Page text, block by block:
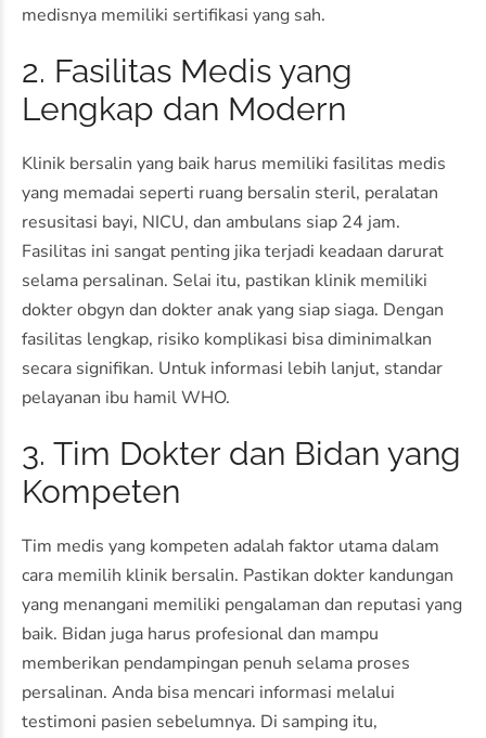
medisnya memiliki sertifikasi yang sah.
2. Fasilitas Medis yang
Lengkap dan Modern
Klinik bersalin yang baik harus memiliki fasilitas medis
yang memadai seperti ruang bersalin steril, peralatan
resusitasi bayi, NICU, dan ambulans siap 24 jam.
Fasilitas ini sangat penting jika terjadi keadaan darurat
selama persalinan. Selai itu, pastikan klinik memiliki
dokter obgyn dan dokter anak yang siap siaga. Dengan
fasilitas lengkap, risiko komplikasi bisa diminimalkan
secara signifikan. Untuk informasi lebih lanjut, standar
pelayanan ibu hamil WHO.
3. Tim Dokter dan Bidan yang
Kompeten
Tim medis yang kompeten adalah faktor utama dalam
cara memilih klinik bersalin. Pastikan dokter kandungan
yang menangani memiliki pengalaman dan reputasi yang
baik. Bidan juga harus profesional dan mampu
memberikan pendampingan penuh selama proses
persalinan. Anda bisa mencari informasi melalui
testimoni pasien sebelumnya. Di samping itu,